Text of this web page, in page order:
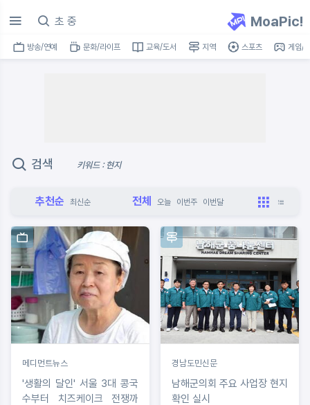
MoaPic!
방송/연예 문화/라이프 교육/도서 지역 스포츠 게임/
검색 키워드 : 현지
추천순 최신순 전체 오늘 이번주 이번달
메디먼트뉴스
'생활의 달인' 서울 3대 콩국
수부터 치즈케이크 전쟁까
경남도민신문
남해군의회 주요 사업장 현지
확인 실시